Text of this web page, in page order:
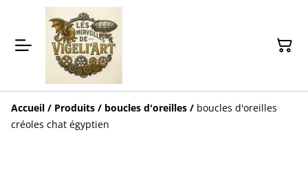
Accueil / Produits / boucles d'oreilles / boucles d'oreilles
créoles chat égyptien